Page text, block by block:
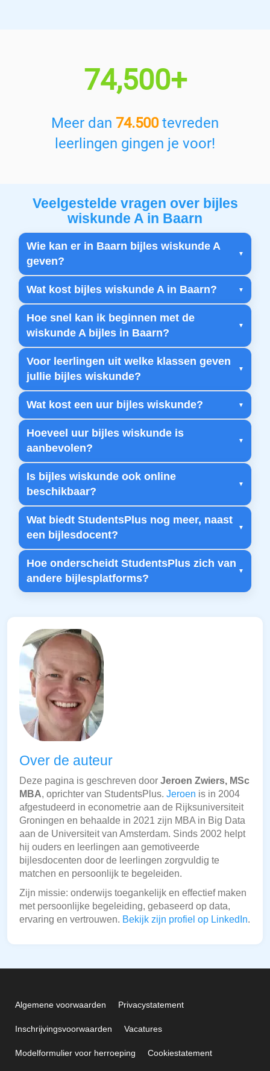
74,500+
Meer dan 74.500tevreden
leerlingen gingen je voor!
Veelgestelde vragen over bijles
wiskunde A in Baarn
Wie kan er in Baarn bijles wiskunde A
geven?
Wat kost bijles wiskunde A in Baarn?
Hoe snel kan ik beginnen met de
wiskunde A bijles in Baarn?
Voor leerlingen uit welke klassen geven
jullie bijles wiskunde?
Wat kost een uur bijles wiskunde?
Hoeveel uur bijles wiskunde is
aanbevolen?
Is bijles wiskunde ook online
beschikbaar?
Wat biedt StudentsPlus nog meer, naast
een bijlesdocent?
Hoe onderscheidt StudentsPlus zich van
andere bijlesplatforms?
Over de auteur
Deze pagina is geschreven door Jeroen Zwiers, MSc
MBA, oprichter van StudentsPlus. Jeroen is in 2004
afgestudeerd in econometrie aan de Rijksuniversiteit
Groningen en behaalde in 2021 zijn MBA in Big Data
aan de Universiteit van Amsterdam. Sinds 2002 helpt
hij ouders en leerlingen aan gemotiveerde
bijlesdocenten door de leerlingen zorgvuldig te
matchen en persoonlijk te begeleiden.
Zijn missie: onderwijs toegankelijk en effectief maken
met persoonlijke begeleiding, gebaseerd op data,
ervaring en vertrouwen. Bekijk zijn profiel op LinkedIn.
Algemene voorwaarden Privacystatement
Inschrijvingsvoorwaarden Vacatures
Modelformulier voor herroeping Cookiestatement